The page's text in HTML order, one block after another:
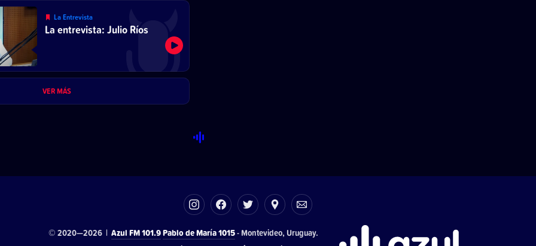
La Entrevista
La entrevista: Julio Ríos
VER MÁS
© 2020—2026 | Azul FM 101.9Pablo de María 1015- Montevideo, Uruguay.